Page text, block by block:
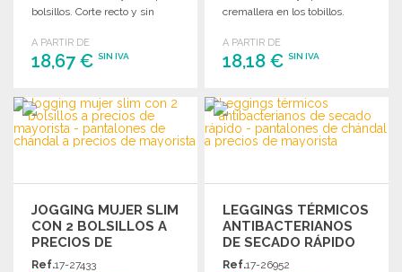
bolsillos. Corte recto y sin
A PARTIR DE
18,67 € SIN IVA
PEDIR
Solicitar un presupuesto
cremallera en los tobillos.
A PARTIR DE
18,18 €SIN IVA
PEDIR
Solicitar un presupuesto
JOGGING MUJER SLIM
CON 2 BOLSILLOS A
PRECIOS DE
MAYORISTA
Ref.17-27433
LEGGINGS TÉRMICOS
ANTIBACTERIANOS
DE SECADO RÁPIDO
Ref.17-26952